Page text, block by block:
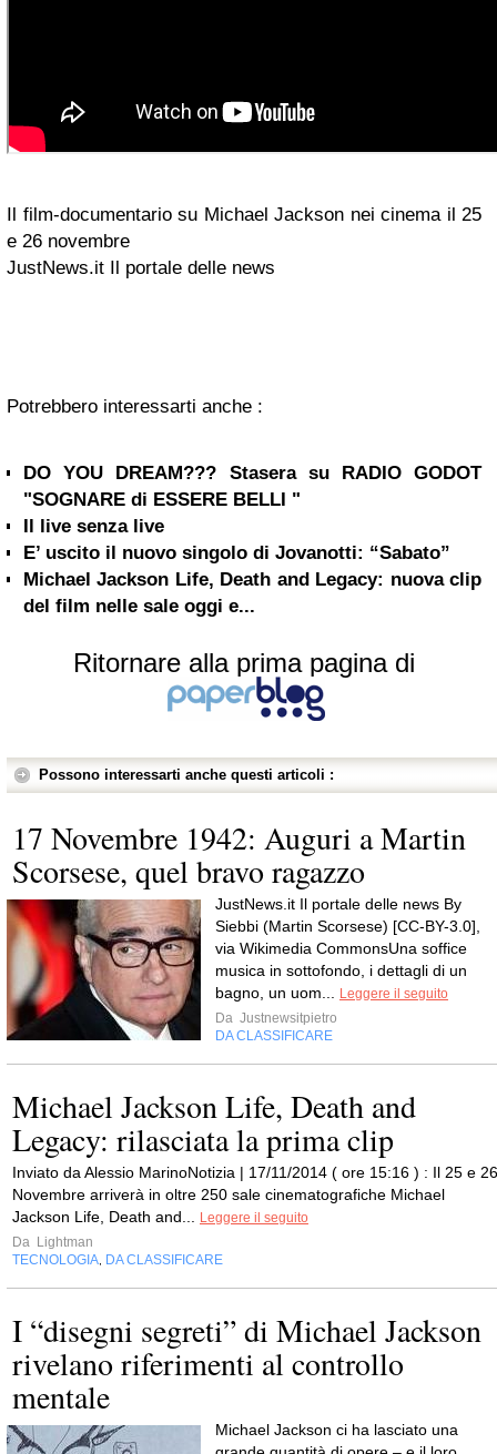
Il film-documentario su Michael Jackson nei cinema il 25
e 26 novembre
JustNews.it Il portale delle news
Potrebbero interessarti anche :
DO YOU DREAM??? Stasera su RADIO GODOT
"SOGNARE di ESSERE BELLI "
Il live senza live
E’ uscito il nuovo singolo di Jovanotti: “Sabato”
Michael Jackson Life, Death and Legacy: nuova clip
del film nelle sale oggi e...
Ritornare alla prima pagina di
Possono interessarti anche questi articoli :
17 Novembre 1942: Auguri a Martin
Scorsese, quel bravo ragazzo
JustNews.it Il portale delle news By
Siebbi (Martin Scorsese) [CC-BY-3.0],
via Wikimedia CommonsUna soffice
musica in sottofondo, i dettagli di un
bagno, un uom...
Leggere il seguito
Da Justnewsitpietro
DA CLASSIFICARE
Michael Jackson Life, Death and
Legacy: rilasciata la prima clip
Inviato da Alessio MarinoNotizia | 17/11/2014 ( ore 15:16 ) : Il 25 e 26
Novembre arriverà in oltre 250 sale cinematografiche Michael
Jackson Life, Death and...
Leggere il seguito
Da Lightman
TECNOLOGIA DA CLASSIFICARE
I “disegni segreti” di Michael Jackson
rivelano riferimenti al controllo
mentale
Michael Jackson ci ha lasciato una